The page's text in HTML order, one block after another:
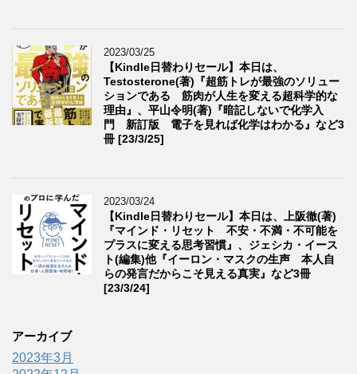
2023/03/25
【Kindle日替わりセール】本日は、
Testosterone(著)『超筋トレが最強のソリュー
ションである 筋肉が人生を変える超科学的な
理由』、平山令明(著)『暗記しないで化学入
門 新訂版 電子を見れば化学はわかる』など3
冊 [23/3/25]
2023/03/24
【Kindle日替わりセール】本日は、上阪徹(著)
『マインド・リセット 不安・不満・不可能を
プラスに変える思考習慣』、ジェシカ・イース
ト(編集)他『イーロン・マスクの生声 本人自
らの発言だからこそ見える真実』など3冊
[23/3/24]
アーカイブ
2023年3月